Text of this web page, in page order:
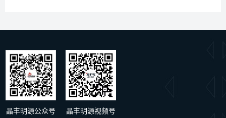
晶丰明源公众号 晶丰明源视频号